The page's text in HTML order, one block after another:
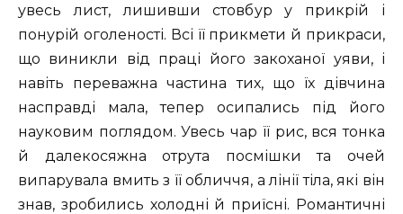
увесь лист, лишивши стовбур у прикрій і
понурій оголеності. Всі її прикмети й прикраси,
що виникли від праці його закоханої уяви, і
навіть переважна частина тих, що їх дівчина
насправді мала, тепер осипались під його
науковим поглядом. Увесь чар її рис, вся тонка
й далекосяжна отрута посмішки та очей
випарувала вмить з її обличчя, а лінії тіла, які він
знав, зробились холодні й приїсні. Романтичні